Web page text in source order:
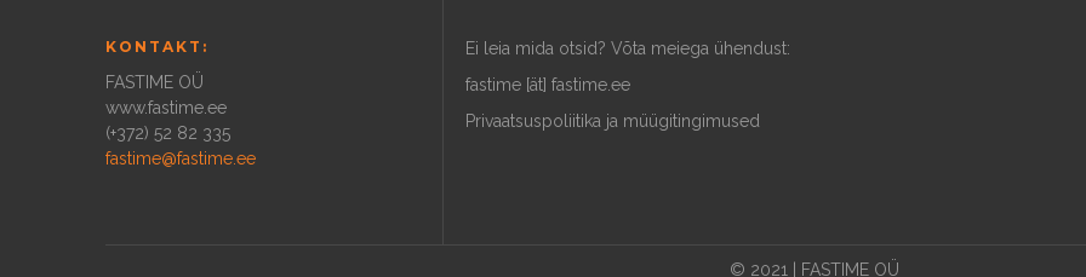
KONTAKT:
FASTIME OÜ
www.fastime.ee
(+372) 52 82 335
fastime@fastime.ee
Ei leia mida otsid? Võta meiega ühendust:
fastime [ät] fastime.ee
Privaatsuspoliitika ja müügitingimused
© 2021 | FASTIME OÜ